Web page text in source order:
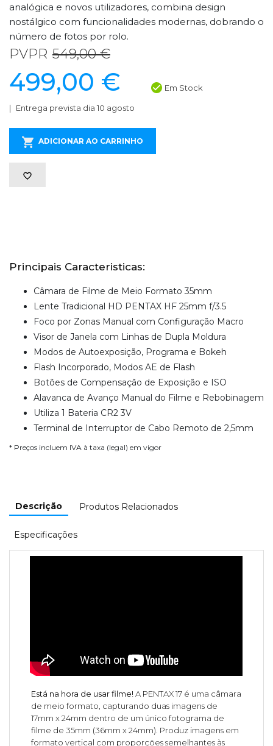
analógica e novos utilizadores, combina design
nostálgico com funcionalidades modernas, dobrando o
número de fotos por rolo.
PVPR 549,00 €
499,00 € Em Stock
Entrega prevista dia 10 agosto
ADICIONAR AO CARRINHO
Principais Caracteristicas:
Câmara de Filme de Meio Formato 35mm
Lente Tradicional HD PENTAX HF 25mm f/3.5
Foco por Zonas Manual com Configuração Macro
Visor de Janela com Linhas de Dupla Moldura
Modos de Autoexposição, Programa e Bokeh
Flash Incorporado, Modos AE de Flash
Botões de Compensação de Exposição e ISO
Alavanca de Avanço Manual do Filme e Rebobinagem
Utiliza 1 Bateria CR2 3V
Terminal de Interruptor de Cabo Remoto de 2,5mm
* Preços incluem IVA à taxa (legal) em vigor
Descrição Produtos Relacionados
Especificações
Está na hora de usar filme!A PENTAX 17 é uma câmara
de meio formato, capturando duas imagens de
17mm x 24mm dentro de um único fotograma de
filme de 35mm (36mm x 24mm). Produz imagens em
formato vertical com proporções semelhantes às